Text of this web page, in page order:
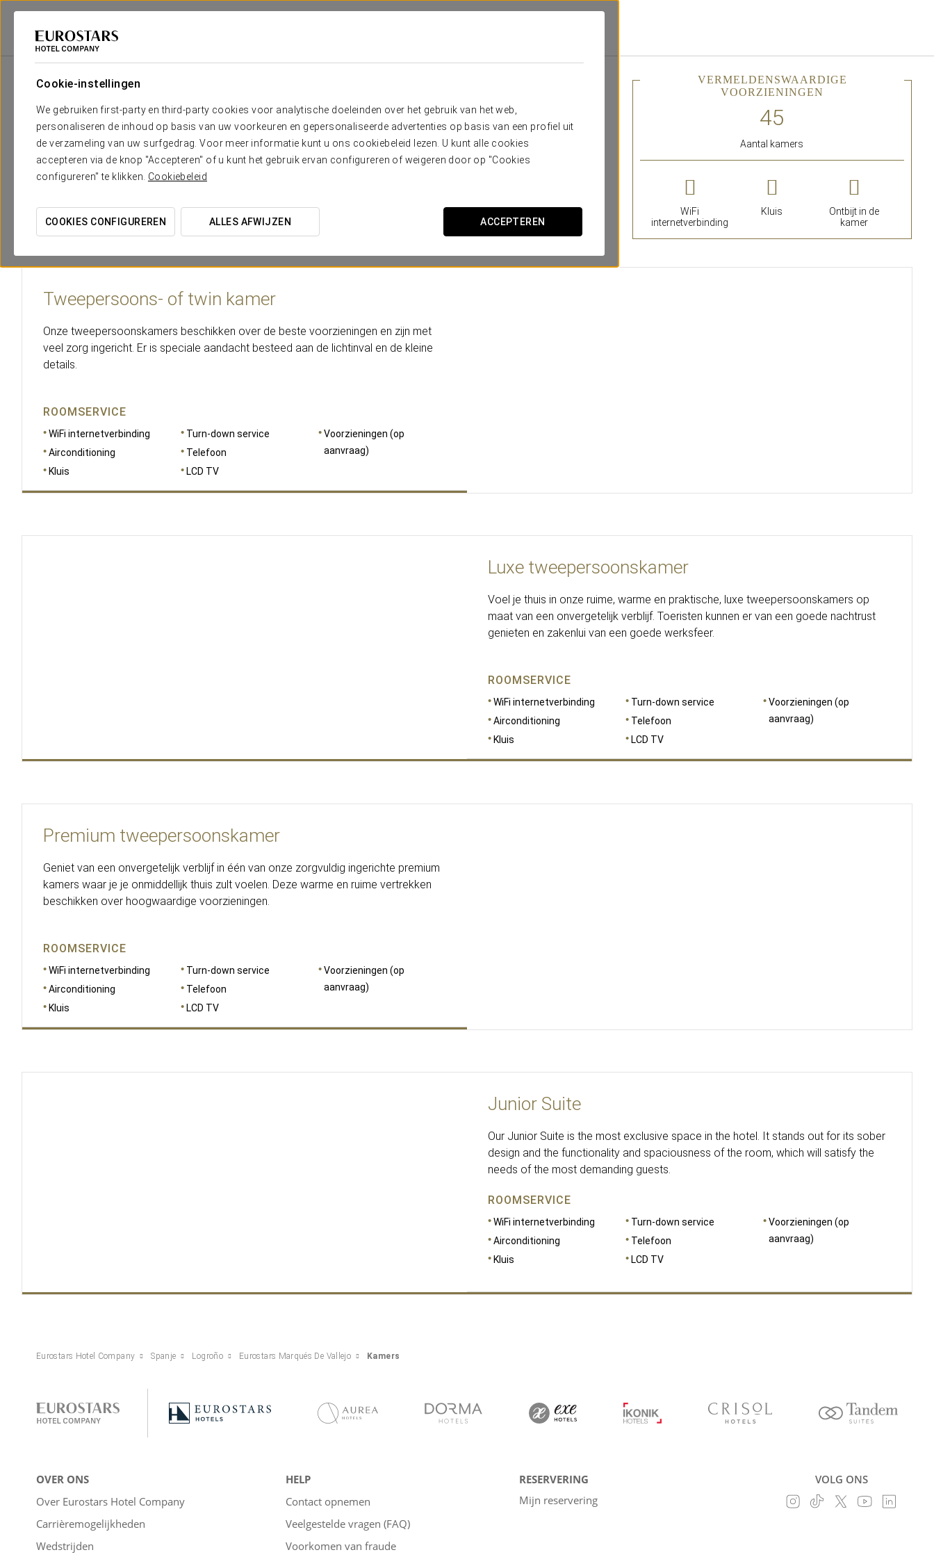
Cookie-instellingen
We gebruiken first-party en third-party cookies voor analytische doeleinden over het gebruik van het web,
personaliseren de inhoud op basis van uw voorkeuren en gepersonaliseerde advertenties op basis van een profiel uit
de verzameling van uw surfgedrag. Voor meer informatie kunt u ons cookiebeleid lezen. U kunt alle cookies
accepteren via de knop "Accepteren" of u kunt het gebruik ervan configureren of weigeren door op "Cookies
configureren" te klikken. Cookiebeleid
COOKIES CONFIGUREREN ALLES AFWIJZEN ACCEPTEREN
Eurostars Hotel Company
Het comfort en de rust die je nodig hebt
De kamers van Eurostars Marqués de Vallejo worden gekenmerkt door hun exclusieve karakter, ruime
afmetingen, designinrichting en functionele voorzieningen. De vertrekken zijn ontworpen op maat van de
reizigers en beschikken over hoogwaardige voorzieningen voor een onvergetelijk verblijf.
VERMELDENSWAARDIGE
VOORZIENINGEN
Aantal kamers
WiFi
internetverbinding
Kluis
Ontbijt in de
kamer
Tweepersoons- of twin kamer
Onze tweepersoonskamers beschikken over de beste voorzieningen en zijn met
veel zorg ingericht. Er is speciale aandacht besteed aan de lichtinval en de kleine
details.
ROOMSERVICE
WiFi internetverbinding
Airconditioning
Kluis
Turn-down service
Telefoon
LCD TV
Voorzieningen (op
aanvraag)
Luxe tweepersoonskamer
Voel je thuis in onze ruime, warme en praktische, luxe tweepersoonskamers op
maat van een onvergetelijk verblijf. Toeristen kunnen er van een goede nachtrust
genieten en zakenlui van een goede werksfeer.
ROOMSERVICE
WiFi internetverbinding
Airconditioning
Kluis
Turn-down service
Telefoon
LCD TV
Voorzieningen (op
aanvraag)
Premium tweepersoonskamer
Geniet van een onvergetelijk verblijf in één van onze zorgvuldig ingerichte premium
kamers waar je je onmiddellijk thuis zult voelen. Deze warme en ruime vertrekken
beschikken over hoogwaardige voorzieningen.
ROOMSERVICE
WiFi internetverbinding
Airconditioning
Kluis
Turn-down service
Telefoon
LCD TV
Voorzieningen (op
aanvraag)
Junior Suite
Our Junior Suite is the most exclusive space in the hotel. It stands out for its sober
design and the functionality and spaciousness of the room, which will satisfy the
needs of the most demanding guests.
ROOMSERVICE
WiFi internetverbinding
Airconditioning
Kluis
Turn-down service
Telefoon
LCD TV
Voorzieningen (op
aanvraag)
Eurostars Hotel Company Spanje Logroño Eurostars Marqués De Vallejo Kamers
OVER ONS
Over Eurostars Hotel Company
Carrièremogelijkheden
Wedstrijden
HELP
Contact opnemen
Veelgestelde vragen (FAQ)
Voorkomen van fraude
RESERVERING
Mijn reservering
VOLG ONS